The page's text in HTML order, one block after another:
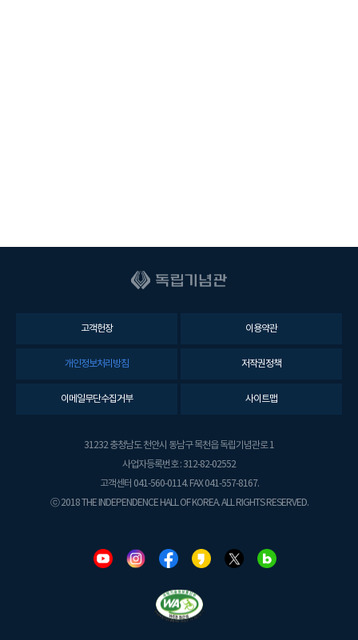
고객헌장 이용약관
개인정보처리방침 저작권정책
이메일무단수집거부 사이트맵
31232 충청남도 천안시 동남구 목천읍 독립기념관로 1
사업자등록번호 : 312-82-02552
고객센터 041-560-0114. FAX 041-557-8167.
ⓒ 2018 THE INDEPENDENCE HALL OF KOREA. ALL RIGHTS RESERVED.